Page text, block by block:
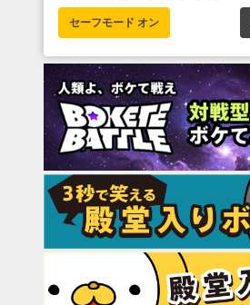
セーフモード オン